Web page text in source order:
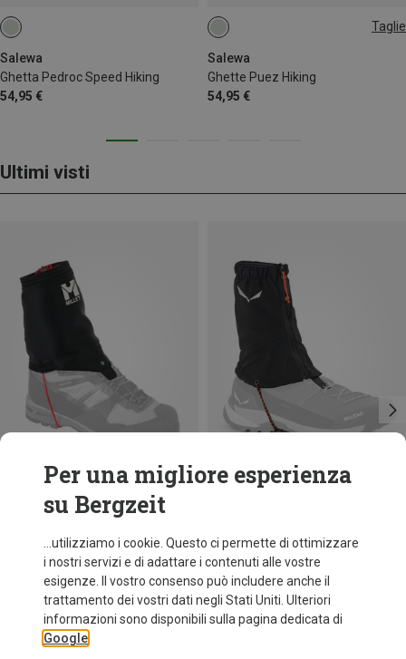
Salewa
Ghetta Pedroc Speed Hiking
54,95 €
Taglie
Salewa
Ghette Puez Hiking
54,95 €
L
Ultimi visti
Taglie
Ghetta Elevation Dryedge
Salewa
Ghetta Pedroc Speed Hiking
54,95 €
Per una migliore esperienza
su Bergzeit
...utilizziamo i cookie. Questo ci permette di ottimizzare
i nostri servizi e di adattare i contenuti alle vostre
esigenze. Il vostro consenso può includere anche il
trattamento dei vostri dati negli Stati Uniti. Ulteriori
informazioni sono disponibili sulla pagina dedicata di
Google